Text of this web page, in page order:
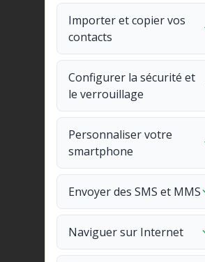
Importer et copier vos
contacts
Configurer la sécurité et
le verrouillage
Personnaliser votre
smartphone
Envoyer des SMS et MMS
Naviguer sur Internet